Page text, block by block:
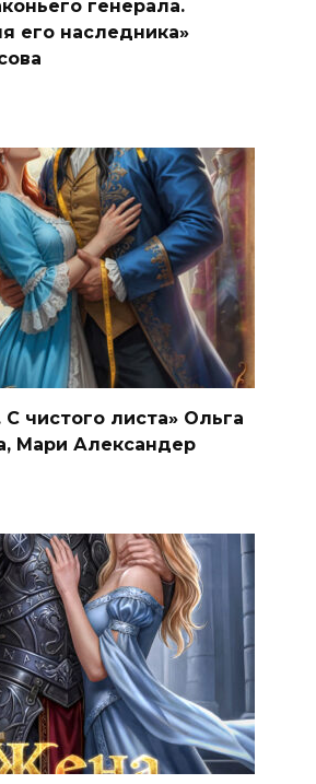
генерала.
его наследника»
чистого листа» Ольга
Мари Александер